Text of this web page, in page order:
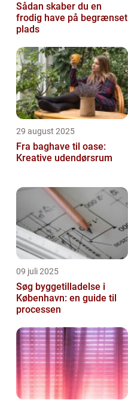
Sådan skaber du en
frodig have på begrænset
plads
29 august 2025
Fra baghave til oase:
Kreative udendørsrum
09 juli 2025
Søg byggetilladelse i
København: en guide til
processen